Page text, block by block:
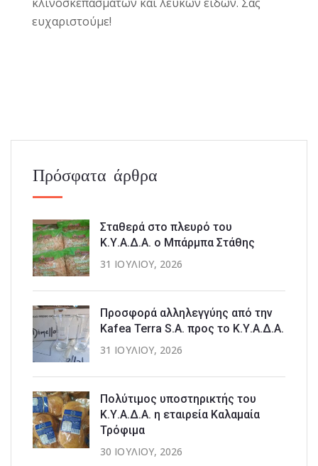
ευχαριστούμε!
Πρόσφατα άρθρα
Σταθερά στο πλευρό του
Κ.Υ.Α.Δ.Α. ο Μπάρμπα Στάθης
31 ΙΟΥΛΊΟΥ, 2026
Προσφορά αλληλεγγύης από την
Kafea Terra S.A. προς το Κ.Υ.Α.Δ.Α.
31 ΙΟΥΛΊΟΥ, 2026
Πολύτιμος υποστηρικτής του
Κ.Υ.Α.Δ.Α. η εταιρεία Καλαμαία
Τρόφιμα
30 ΙΟΥΛΊΟΥ, 2026